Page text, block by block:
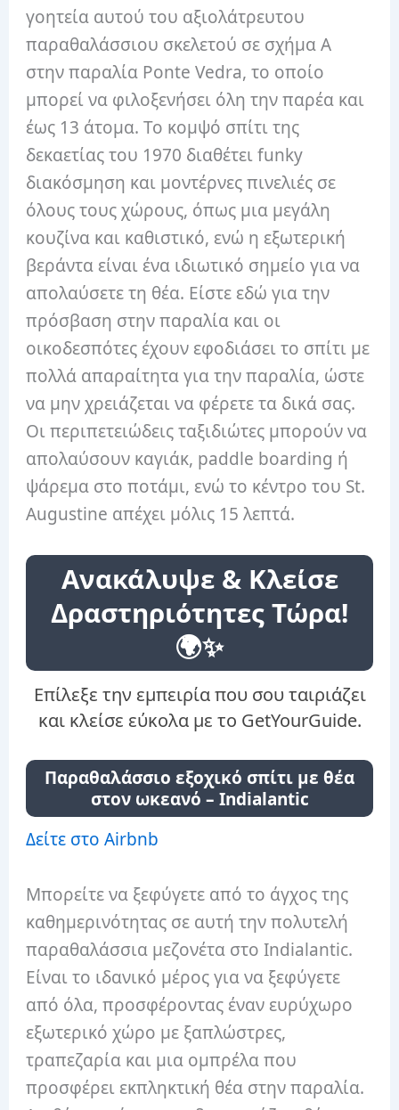
γοητεία αυτού του αξιολάτρευτου
παραθαλάσσιου σκελετού σε σχήμα Α
στην παραλία Ponte Vedra, το οποίο
μπορεί να φιλοξενήσει όλη την παρέα και
έως 13 άτομα. Το κομψό σπίτι της
δεκαετίας του 1970 διαθέτει funky
διακόσμηση και μοντέρνες πινελιές σε
όλους τους χώρους, όπως μια μεγάλη
κουζίνα και καθιστικό, ενώ η εξωτερική
βεράντα είναι ένα ιδιωτικό σημείο για να
απολαύσετε τη θέα. Είστε εδώ για την
πρόσβαση στην παραλία και οι
οικοδεσπότες έχουν εφοδιάσει το σπίτι με
πολλά απαραίτητα για την παραλία, ώστε
να μην χρειάζεται να φέρετε τα δικά σας.
Οι περιπετειώδεις ταξιδιώτες μπορούν να
απολαύσουν καγιάκ, paddle boarding ή
ψάρεμα στο ποτάμι, ενώ το κέντρο του St.
Augustine απέχει μόλις 15 λεπτά.
Ανακάλυψε & Κλείσε
Δραστηριότητες Τώρα!
🌍✨
Επίλεξε την εμπειρία που σου ταιριάζει
και κλείσε εύκολα με το GetYourGuide.
Παραθαλάσσιο εξοχικό σπίτι με θέα
στον ωκεανό – Indialantic
Δείτε στο Airbnb
Μπορείτε να ξεφύγετε από το άγχος της
καθημερινότητας σε αυτή την πολυτελή
παραθαλάσσια μεζονέτα στο Indialantic.
Είναι το ιδανικό μέρος για να ξεφύγετε
από όλα, προσφέροντας έναν ευρύχωρο
εξωτερικό χώρο με ξαπλώστρες,
τραπεζαρία και μια ομπρέλα που
προσφέρει εκπληκτική θέα στην παραλία.